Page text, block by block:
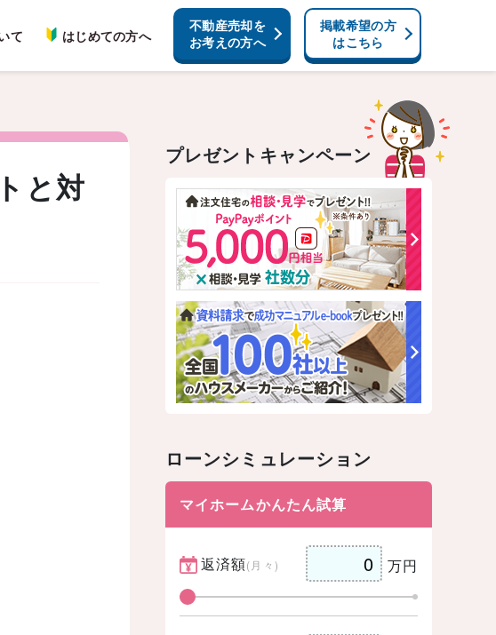
て はじめての方へ
不動産売却を
お考えの方へ
掲載希望の方
はこちら
と対
プレゼントキャンペーン
ローンシミュレーション
マイホームかんたん試算
返済額(月々) 万円